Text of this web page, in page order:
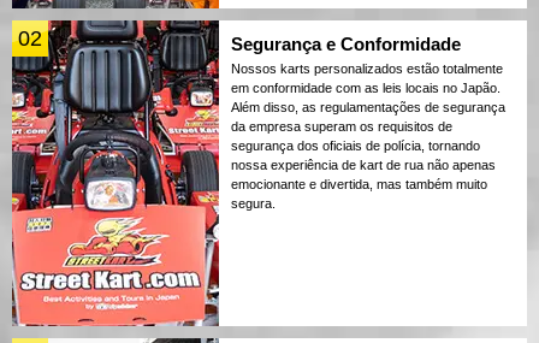
02 Segurança e Conformidade
Nossos karts personalizados estão totalmente
em conformidade com as leis locais no Japão.
Além disso, as regulamentações de segurança
da empresa superam os requisitos de
segurança dos oficiais de polícia, tornando
nossa experiência de kart de rua não apenas
emocionante e divertida, mas também muito
segura.